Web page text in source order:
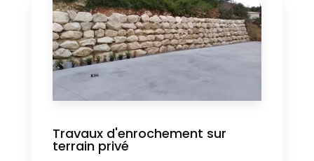
Travaux d'enrochement sur
terrain privé